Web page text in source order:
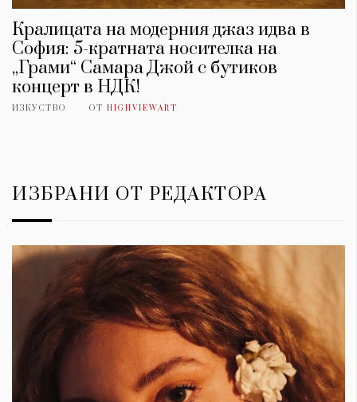
Кралицата на модерния джаз идва в
София: 5-кратната носителка на
„Грами“ Самара Джой с бутиков
концерт в НДК!
ИЗКУСТВО ОТ HIGHVIEWART
ИЗБРАНИ ОТ РЕДАКТОРА